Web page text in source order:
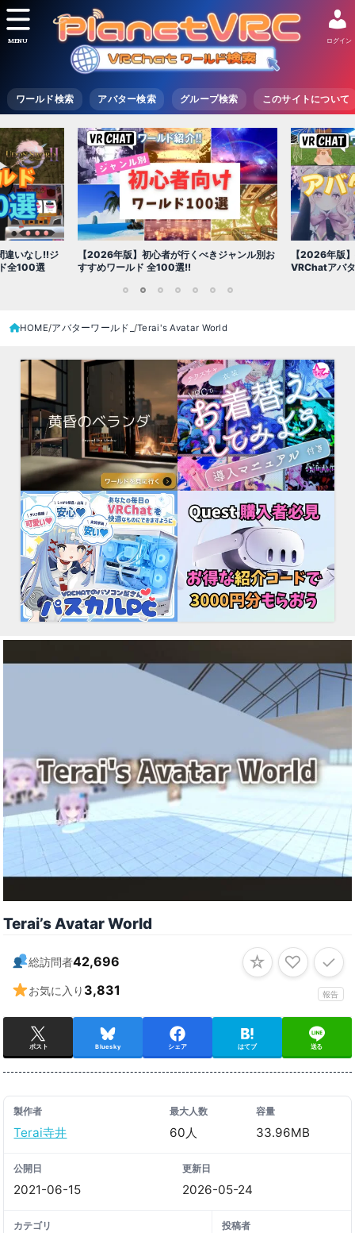
ワールド検索 アバター検索 グループ検索 このサイトについて
ログイン
MENU
ャンル別お
【2026年版】初心者必見!!無料で使える
VRChatアバター（アバターワールド紹介）
【2026年版
世界を味わえ
HOME アバターワールド_ Terai's Avatar World
Terai’s Avatar World
総訪問者42,696
お気に入り 3,831 報告
☆ ♡ ✓
ポスト Bluesky シェア はてブ 送る
製作者
Terai寺井
最大人数
60人
容量
33.96MB
公開日
2021-06-15
更新日
2026-05-24
カテゴリ 投稿者